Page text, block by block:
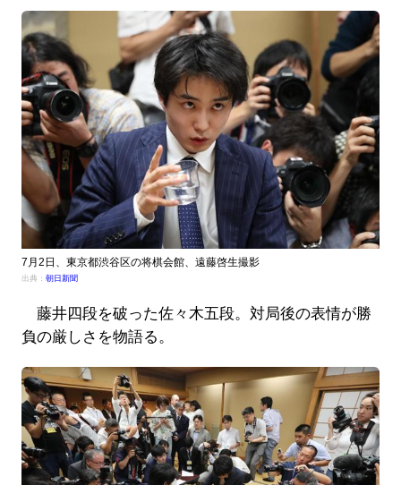
7月2日、東京都渋谷区の将棋会館、遠藤啓生撮影
出典： 朝日新聞
藤井四段を破った佐々木五段。対局後の表情が勝
負の厳しさを物語る。